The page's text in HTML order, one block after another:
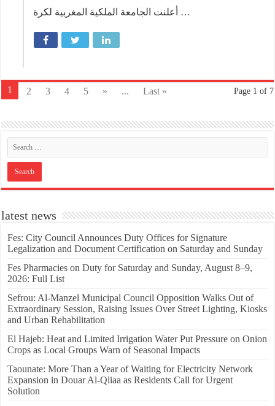
أعلنت الجامعة الملكية المغربية لكرة …
Page 1 of 7
1 2 3 4 5 » ... Last »
latest news
Fes: City Council Announces Duty Offices for Signature
Legalization and Document Certification on Saturday and Sunday
Fes Pharmacies on Duty for Saturday and Sunday, August 8–9,
2026: Full List
Sefrou: Al-Manzel Municipal Council Opposition Walks Out of
Extraordinary Session, Raising Issues Over Street Lighting, Kiosks
and Urban Rehabilitation
El Hajeb: Heat and Limited Irrigation Water Put Pressure on Onion
Crops as Local Groups Warn of Seasonal Impacts
Taounate: More Than a Year of Waiting for Electricity Network
Expansion in Douar Al-Qliaa as Residents Call for Urgent
Solution